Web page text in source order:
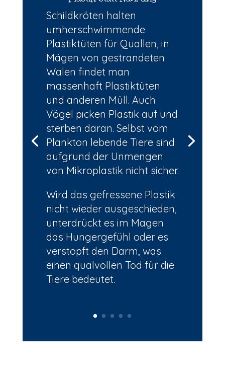
Schildkröten halten
umherschwimmende
Plastiktüten für Quallen, in
Mägen von gestrandeten
Walen findet man
massenhaft Plastiktüten
und anderen Müll. Auch
Vögel picken Plastik auf und
sterben daran. Selbst vom
Plankton lebende Tiere sind
aufgrund der Unmengen
von Mikroplastik nicht sicher.
Wird das gefressene Plastik
nicht wieder ausgeschieden,
unterdrückt es im Magen
das Hungergefühl oder es
verstopft den Darm, was
einen qualvollen Tod für die
Tiere bedeutet.